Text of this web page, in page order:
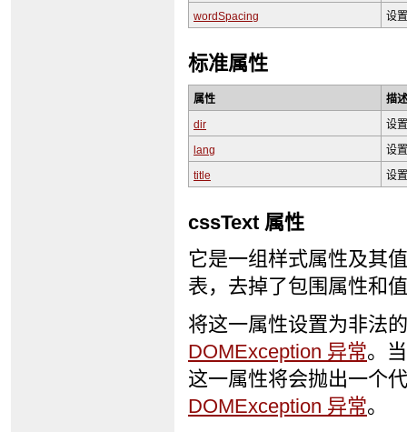
wordSpacing
设
标准属性
属性
描述
dir
设
lang
设
title
设
cssText 属性
它是一组样式属性及其
表，去掉了包围属性和
将这一属性设置为非法
DOMException 异常。
这一属性将会抛出一个
DOMException 异常。